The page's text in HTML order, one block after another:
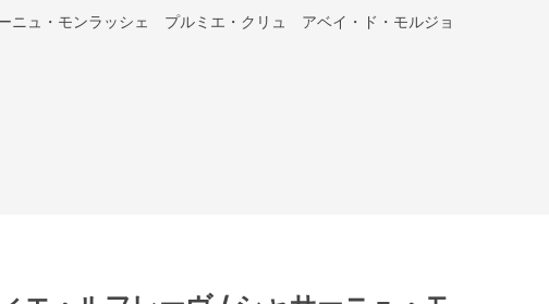
ニュ・モンラッシェ プルミエ・クリュ アベイ・ド・モルジョ